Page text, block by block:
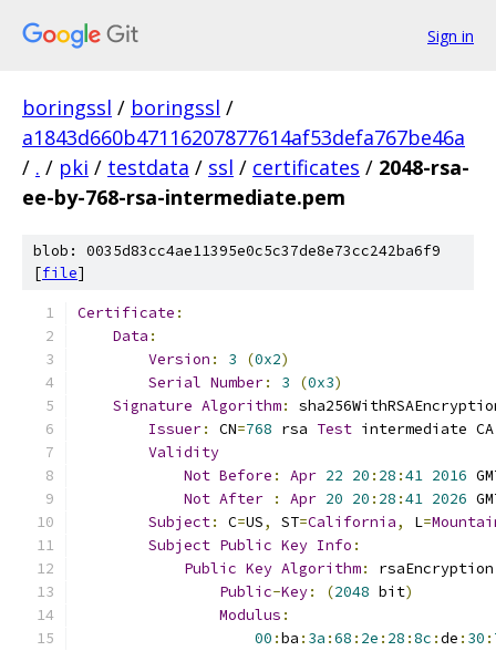
Sign in
boringssl / boringssl /
a1843d660b47116207877614af53defa767be46a
/ . / pki / testdata / ssl / certificates / 2048-rsa-
ee-by-768-rsa-intermediate.pem
blob: 0035d83cc4ae11395e0c5c37de8e73cc242ba6f9
[file]
Certificate :
Data :
Version : 3 (0x2)
Serial Number: 3 (0x3)
Signature Algorithm:
Issuer: CN=768 rsa Test intermediate CA
Validity
Not Before : Apr 22 20 : 28 :41 2016
Not After : Apr 20 20 : 28 :41 2026
Subject: C=US, ST=California, L=
Subject Public Key Info :
Public Key Algorithm:
rsaEncryption
Public-Key: (2048 bit)
Modulus :
00 :ba : 3a :68 : 2e : 28 :8c :de : 30 :